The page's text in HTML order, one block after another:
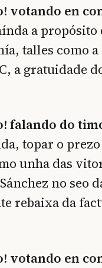
votando en
a propósito
talles como
a gratuidade
falando do
topar o
unha das
no seo
rebaixa da
votando en